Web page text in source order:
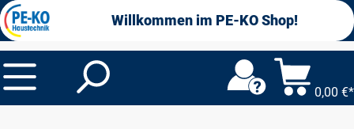
springen Willkommen im PE-KO Shop!
0,00 €*